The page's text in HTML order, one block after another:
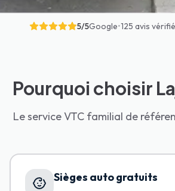
5/5Google•125 avis
Pourquoi choisir
Le service VTC familial de
Sièges auto gratuits